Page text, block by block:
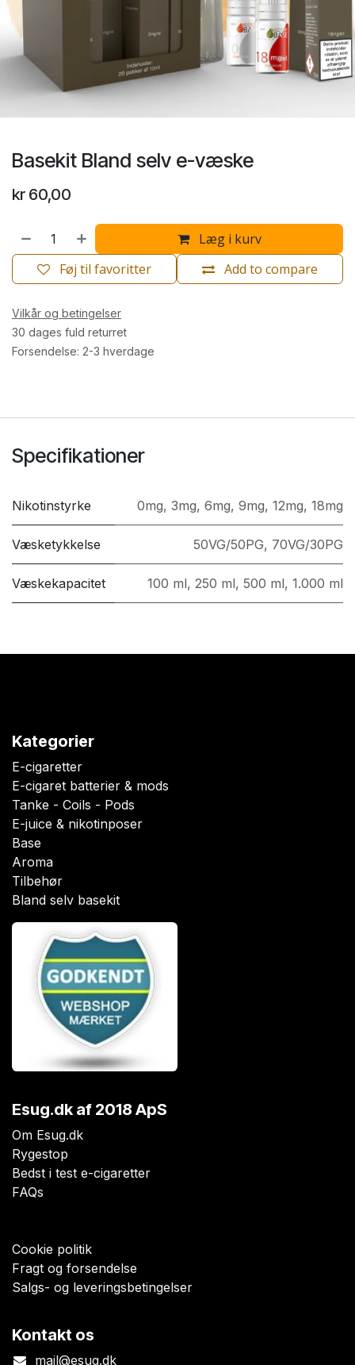
Basekit Bland selv e-væske
kr 60,00
Læg i kurv
Add to compare
Føj til favoritter
Vilkår og betingelser
30 dages fuld returret
Forsendelse: 2-3 hverdage
Specifikationer
Nikotinstyrke 0mg, 3mg, 6mg, 9mg, 12mg, 18mg
Væsketykkelse 50VG/50PG, 70VG/30PG
Væskekapacitet 100 ml, 250 ml, 500 ml, 1.000 ml
Kategorier
E-cigaretter
E-cigaret batterier & mods
Tanke - Coils - Pods
E-juice & nikotinposer
Base
Aroma
Tilbehør
Bland selv basekit
Esug.dkaf 2018 ApS
Om Esug.dk
Rygestop
Bedst i test e-cigaretter
FAQs
Cookie politik
Fragt og forsendelse
Salgs- og leveringsbetingelser
Kontakt os
mail@esug.dk